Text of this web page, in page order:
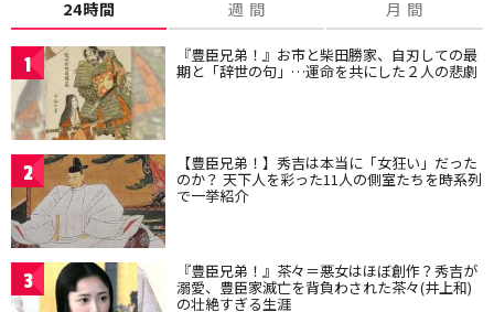
24時間 週 間 月 間
1 『豊臣兄弟！』お市と柴田勝家、自刃しての最
期と「辞世の句」…運命を共にした２人の悲劇
2 【豊臣兄弟！】秀吉は本当に「女狂い」だった
のか？ 天下人を彩った11人の側室たちを時系列
で一挙紹介
3 『豊臣兄弟！』茶々＝悪女はほぼ創作？秀吉が
溺愛、豊臣家滅亡を背負わされた茶々(井上和)
の壮絶すぎる生涯